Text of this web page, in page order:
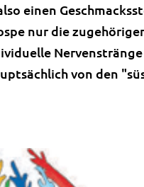
einen
nur die
von den